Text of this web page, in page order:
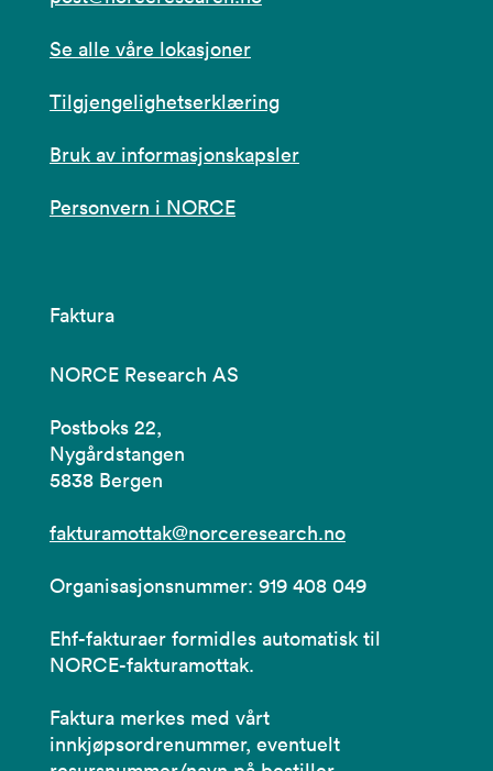
Se alle våre lokasjoner
Tilgjengelighetserklæring
Bruk av informasjonskapsler
Personvern i NORCE
Faktura
NORCE Research AS
Postboks 22,
Nygårdstangen
5838 Bergen
fakturamottak@norceresearch.no
Organisasjonsnummer: 919 408 049
Ehf-fakturaer formidles automatisk til
NORCE-fakturamottak.
Faktura merkes med vårt
innkjøpsordrenummer, eventuelt